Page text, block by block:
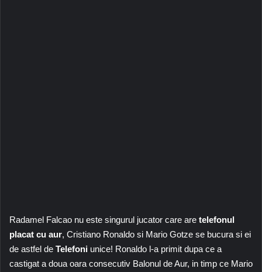
Radamel Falcao nu este singurul jucator care are telefonul
placat cu aur, Cristiano Ronaldo si Mario Gotze se bucura si ei
de astfel de Telefoni unice! Ronaldo l-a primit dupa ce a
castigat a doua oara consecutiv Balonul de Aur, in timp ce Mario